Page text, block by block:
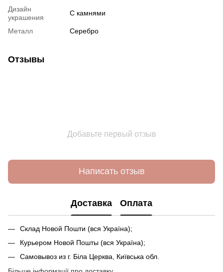
Дизайн
украшения
С камнями
Металл Серебро
Отзывы
Добавьте первый отзыв
Написать отзыв
Доставка Оплата
Склад Новой Пошти (вся Україна);
Курьером Новой Пошты (вся Україна);
Самовывоз из г. Біла Церква, Київська обл.